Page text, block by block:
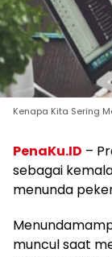
Kenapa Kita Sering
PenaKu.ID –
sebagai
menunda
muncul saat